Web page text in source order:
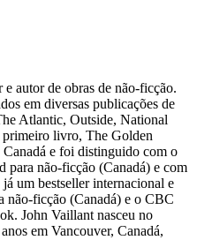
autor de obras de não-ficção.
em diversas publicações de
Atlantic, Outside, National
livro, The Golden
Canadá e foi distinguido com o
não-ficção (Canadá) e com
um bestseller internacional e
não-ficção (Canadá) e o CBC
John Vaillant nasceu no
em Vancouver, Canadá,